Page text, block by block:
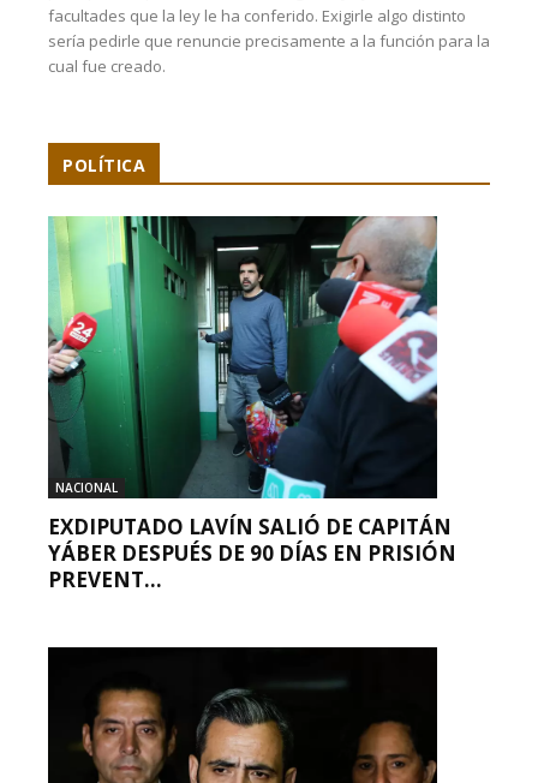
facultades que la ley le ha conferido. Exigirle algo distinto
sería pedirle que renuncie precisamente a la función para la
cual fue creado.
POLÍTICA
NACIONAL
EXDIPUTADO LAVÍN SALIÓ DE CAPITÁN
YÁBER DESPUÉS DE 90 DÍAS EN PRISIÓN
PREVENT...